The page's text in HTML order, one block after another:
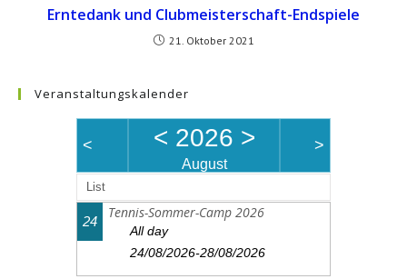
Erntedank und Clubmeisterschaft-Endspiele
21. Oktober 2021
Veranstaltungskalender
< < 2026 >
August
>
List
24
Tennis-Sommer-Camp 2026
All day
24/08/2026-28/08/2026